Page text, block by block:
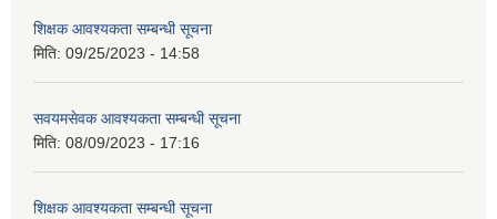
शिक्षक आवश्यकता सम्बन्धी सूचना
मिति: 09/25/2023 - 14:58
सवयमसेवक आवश्यकता सम्बन्धी सूचना
मिति: 08/09/2023 - 17:16
शिक्षक आवश्यकता सम्बन्धी सूचना